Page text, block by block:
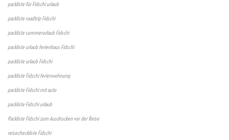
packliste für Fidschi urlaub
packliste roadtrip Fidschi
packliste sommerurlaub Fidschi
packliste urlaub ferienhaus Fidschi
packliste urlaub Fidschi
packliste Fidschi ferienwohnung
packliste Fidschi mit auto
packliste Fidschi urlaub
Packliste Fidschi zum Ausdrucken vor der Reise
reisecheckliste Fidschi